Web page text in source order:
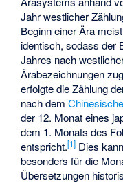
Jahr westlicher
Beginn einer Ära
identisch, sodass der
Jahres nach
Ärabezeichnungen
erfolgte die Zählung
nach dem
der 12. Monat eines
dem 1. Monats des
entspricht.[1] Dies
besonders für die
Übersetzungen